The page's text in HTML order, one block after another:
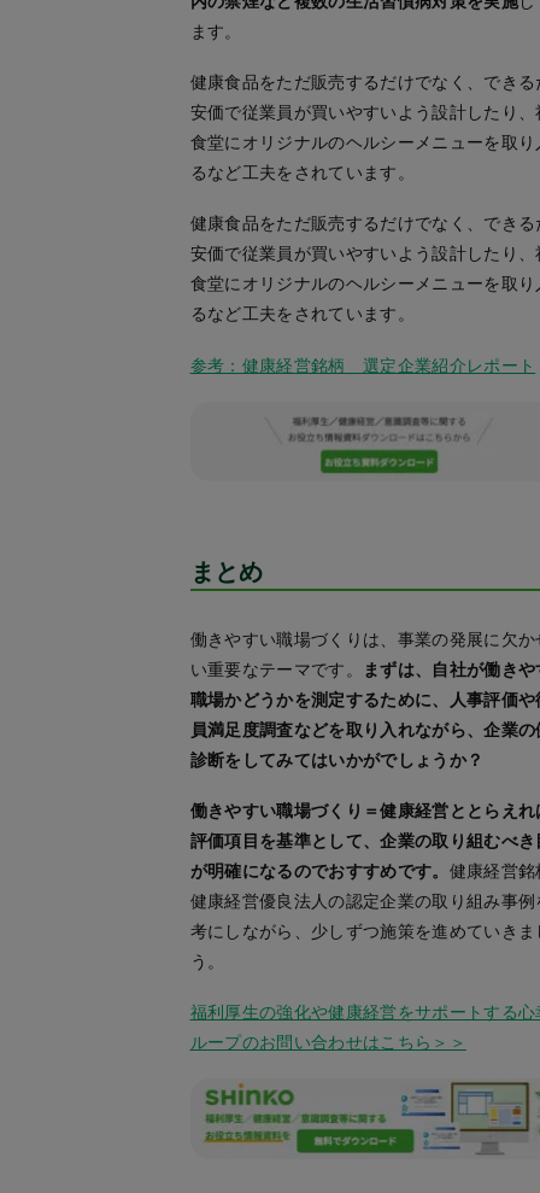
ます。
健康食品をただ販売するだけでなく、できる
安価で従業員が買いやすいよう設計したり、
食堂にオリジナルのヘルシーメニューを取り
るなど工夫をされています。
健康食品をただ販売するだけでなく、できる
安価で従業員が買いやすいよう設計したり、
食堂にオリジナルのヘルシーメニューを取り
るなど工夫をされています。
参考：健康経営銘柄 選定企業紹介レポート
まとめ
働きやすい職場づくりは、事業の発展に欠か
い重要なテーマです。
まずは、自社が働きや
職場かどうかを測定するために、人事評価や
員満足度調査などを取り入れながら、企業の
診断をしてみてはいかがでしょうか？
働きやすい職場づくり＝健康経営ととらえれ
評価項目を基準として、企業の取り組むべき
が明確になるのでおすすめです。 健康経営銘
健康経営優良法人の認定企業の取り組み事例
考にしながら、少しずつ施策を進めていきま
う。
福利厚生の強化や健康経営をサポートする心
ループのお問い合わせはこちら＞＞